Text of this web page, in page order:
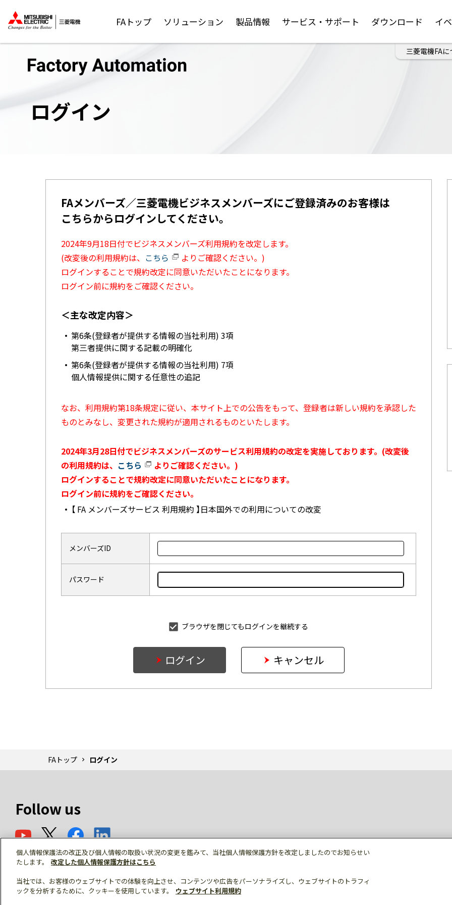
FAトップ ソリューション 製品情報 サービス・サポート ダウンロード イ
三菱電機FAに
ログイン
FAメンバーズ／三菱電機ビジネスメンバーズにご登録済みのお客様は
こちらからログインしてください。
2024年9月18日付でビジネスメンバーズ利用規約を改定します。
(改変後の利用規約は、 こちら
よりご確認ください。)
ログインすることで規約改定に同意いただいたことになります。
ログイン前に規約をご確認ください。
＜主な改定内容＞
第6条(登録者が提供する情報の当社利用) 3項
第三者提供に関する記載の明確化
第6条(登録者が提供する情報の当社利用) 7項
個人情報提供に関する任意性の追記
なお、利用規約第18条規定に従い、本サイト上での公告をもって、登録者は新しい規約を承認した
ものとみなし、変更された規約が適用されるものといたします。
2024年3月28日付でビジネスメンバーズのサービス利用規約の改定を実施しております。(改変後
の利用規約は、 こちら
よりご確認ください。)
ログインすることで規約改定に同意いただいたことになります。
ログイン前に規約をご確認ください。
【 FA メンバーズサービス 利用規約 】日本国外での利用についての改変
メンバーズID
パスワード
ブラウザを閉じてもログインを継続する
ログイン キャンセル
FAトップ ログイン
Follow us
© Mitsubishi Electric Corporation
個人情報保護法の改正及び個人情報の取扱い状況の変更を鑑みて、当社個人情報保護方針を改定しましたのでお知らせい
たします。
改定した個人情報保護方針はこちら
当社では、お客様のウェブサイトでの体験を向上させ、コンテンツや広告をパーソナライズし、ウェブサイトのトラフィ
ックを分析するために、クッキーを使用しています。
ウェブサイト利用規約